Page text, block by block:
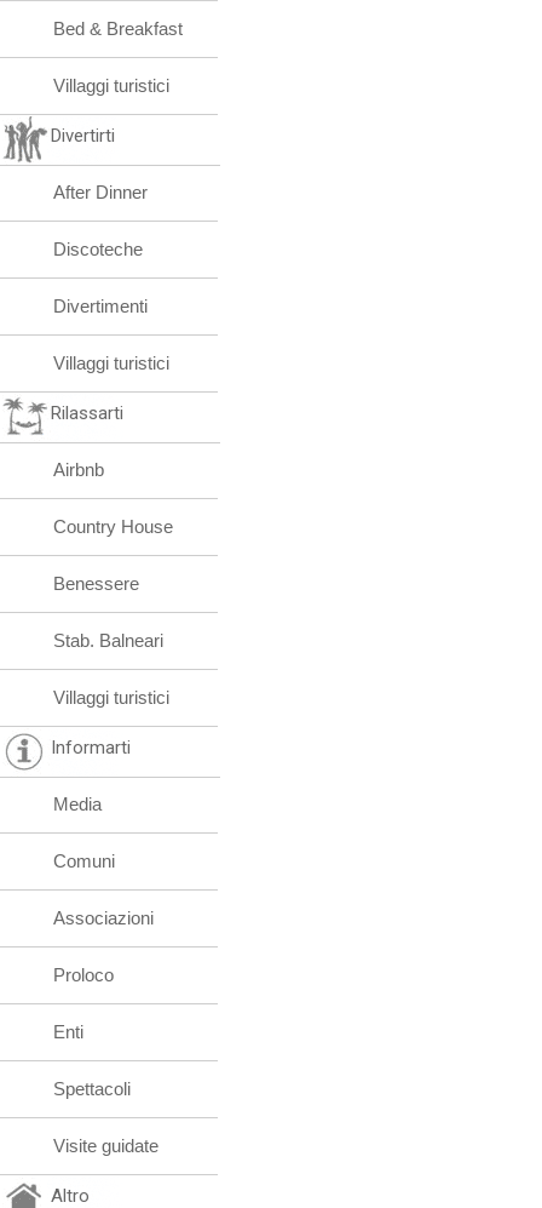
Bed & Breakfast
Villaggi turistici
Divertirti
After Dinner
Discoteche
Divertimenti
Villaggi turistici
Rilassarti
Airbnb
Country House
Benessere
Stab. Balneari
Villaggi turistici
Informarti
Media
Comuni
Associazioni
Proloco
Enti
Spettacoli
Visite guidate
Altro